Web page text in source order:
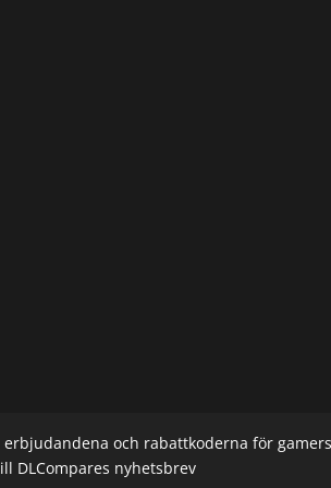
erbjudandena och rabattkoderna för gamers
DLCompares nyhetsbrev